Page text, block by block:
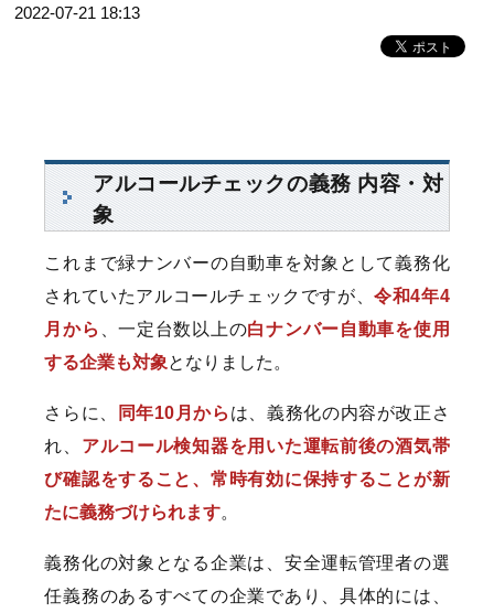
2022-07-21 18:13
アルコールチェックの義務 内容・対
象
これまで緑ナンバーの自動車を対象として義務化
されていたアルコールチェックですが、令和4年4
月から
、一定台数以上の白ナンバー自動車を使用
する企業も対象となりました。
さらに、 同年10月から は、義務化の内容が改正さ
れ、 アルコール検知器を用いた運転前後の酒気帯
び確認をすること、常時有効に保持することが新
たに義務づけられます。
義務化の対象となる企業は、安全運転管理者の選
任義務のあるすべての企業であり、具体的には、